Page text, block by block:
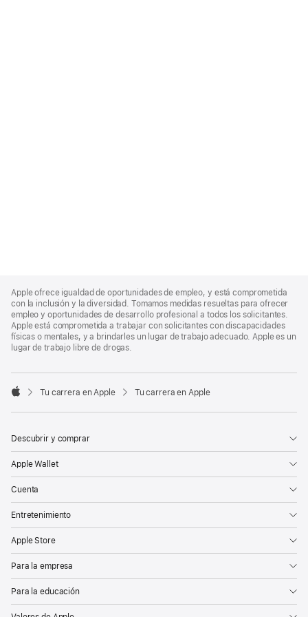
Footer
Apple ofrece igualdad de oportunidades de empleo, y está comprometida
con la inclusión y la diversidad. Tomamos medidas resueltas para ofrecer
empleo y oportunidades de desarrollo profesional a todos los solicitantes.
Apple está comprometida a trabajar con solicitantes con discapacidades
físicas o mentales, y a brindarles un lugar de trabajo adecuado. Apple es un
lugar de trabajo libre de drogas.

Tu carrera en Apple Tu carrera en Apple
Descubrir y comprar
Apple Wallet
Cuenta
Entretenimiento
Apple Store
Para la empresa
Para la educación